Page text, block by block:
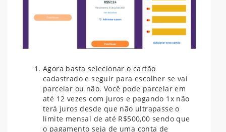
Agora basta selecionar o cartão
cadastrado e seguir para escolher se vai
parcelar ou não. Você pode parcelar em
até 12 vezes com juros e pagando 1x não
terá juros desde que não ultrapasse o
limite mensal de até R$500,00 sendo que
o pagamento seja de uma conta de